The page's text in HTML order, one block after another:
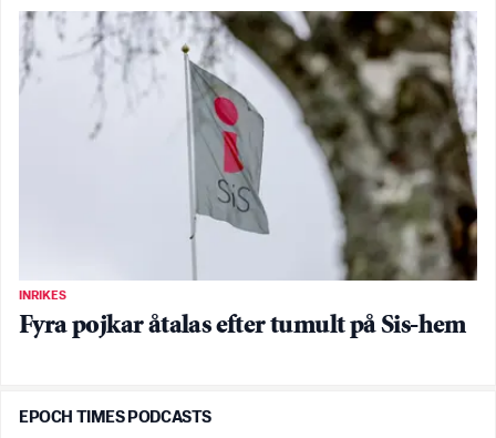
INRIKES
Fyra pojkar åtalas efter tumult på Sis-hem
EPOCH TIMES PODCASTS